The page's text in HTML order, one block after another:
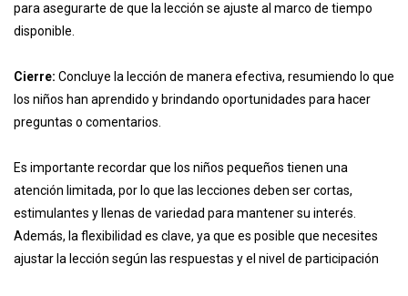
para asegurarte de que la lección se ajuste al marco de tiempo
disponible.
Cierre: Concluye la lección de manera efectiva, resumiendo lo que
los niños han aprendido y brindando oportunidades para hacer
preguntas o comentarios.
Es importante recordar que los niños pequeños tienen una
atención limitada, por lo que las lecciones deben ser cortas,
estimulantes y llenas de variedad para mantener su interés.
Además, la flexibilidad es clave, ya que es posible que necesites
ajustar la lección según las respuestas y el nivel de participación